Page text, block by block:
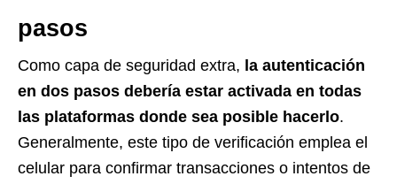
pasos
Como capa de seguridad extra, la autenticación
en dos pasos debería estar activada en todas
las plataformas donde sea posible hacerlo.
Generalmente, este tipo de verificación emplea el
celular para confirmar transacciones o intentos de